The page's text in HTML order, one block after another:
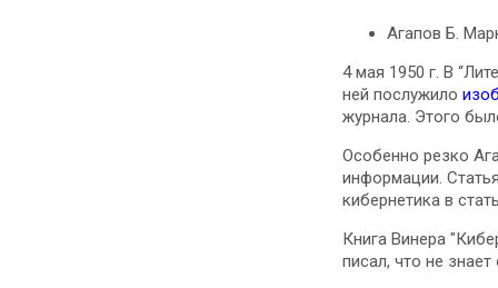
Агапов Б.
4 мая 1950 г. В
ней послужило
журнала. Этого
Особенно резко
информации.
кибернетика в
Книга Винера
писал, что не